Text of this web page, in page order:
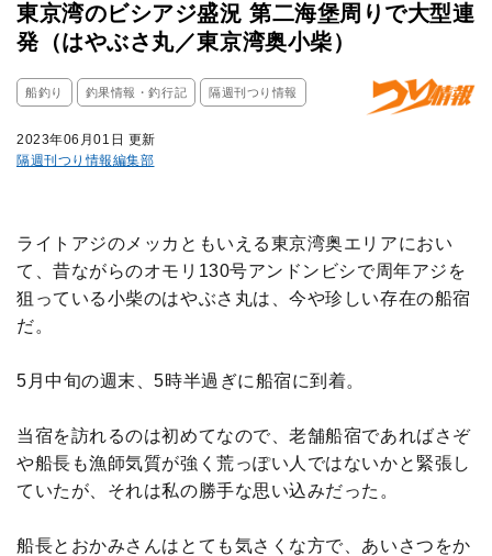
東京湾のビシアジ盛況 第二海堡周りで大型連
発（はやぶさ丸／東京湾奥小柴）
船釣り 釣果情報・釣行記 隔週刊つり情報
2023年06月01日 更新
隔週刊つり情報編集部
ライトアジのメッカともいえる東京湾奥エリアにおい
て、昔ながらのオモリ130号アンドンビシで周年アジを
狙っている小柴のはやぶさ丸は、今や珍しい存在の船宿
だ。
5月中旬の週末、5時半過ぎに船宿に到着。
当宿を訪れるのは初めてなので、老舗船宿であればさぞ
や船長も漁師気質が強く荒っぽい人ではないかと緊張し
ていたが、それは私の勝手な思い込みだった。
船長とおかみさんはとても気さくな方で、あいさつをか